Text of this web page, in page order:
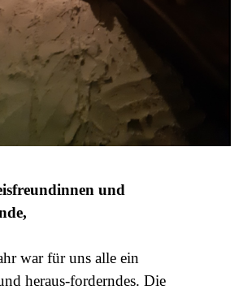
und
war für uns alle ein
heraus-forderndes. Die